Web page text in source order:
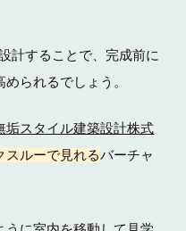
計することで、完成前に
られるでしょう。
垢スタイル建築設計株式
スルーで見れるバーチャ